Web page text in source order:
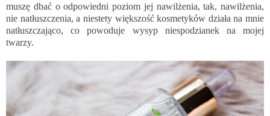
muszę dbać o odpowiedni poziom jej nawilżenia, tak, nawilżenia,
nie natłuszczenia, a niestety większość kosmetyków działa na mnie
natłuszczająco, co powoduje wysyp niespodzianek na mojej
twarzy.